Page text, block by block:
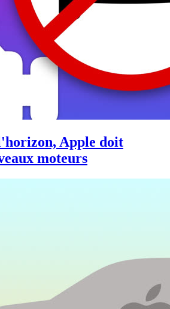
Apple doit
moteurs